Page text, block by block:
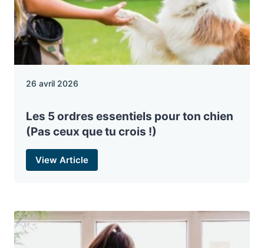
26 avril 2026
Les 5 ordres essentiels pour ton chien
(Pas ceux que tu crois !)
View Article